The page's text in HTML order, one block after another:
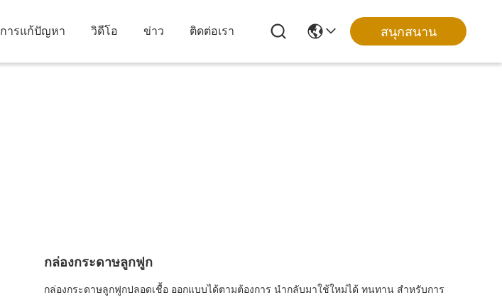
การแก้ปัญหา วิดีโอ ข่าว ติดต่อเรา สนุกสนาน
กล่องกระดาษลูกฟูก
กล่องกระดาษลูกฟูกปลอดเชื้อ ออกแบบได้ตามต้องการ นำกลับมาใช้ใหม่ได้ ทนทาน สำหรับการ